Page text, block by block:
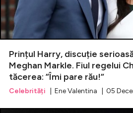
Prințul Harry, discuție
Meghan Markle. Fiul regelui
tăcerea: ”Îmi pare rău!”
Celebrități | Ene Valentina | 05